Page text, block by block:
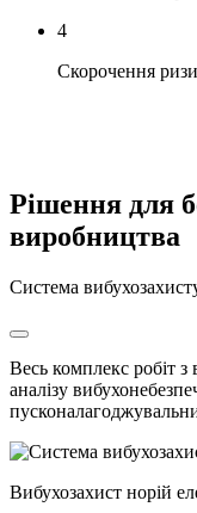
4
Скорочення
Рішення для
виробництва
Система
Весь комплекс робіт
аналізу
Вибухозахист норій